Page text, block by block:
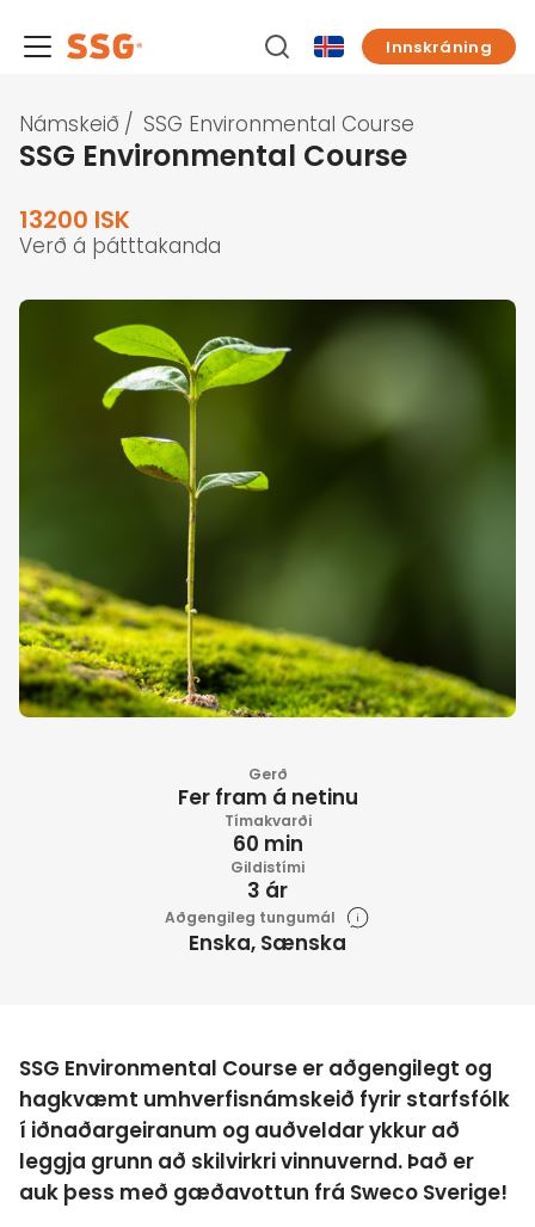
Innskráning
Námskeið / SSG Environmental Course
SSG Environmental Course
13200 ISK
Verð á þátttakanda
Gerð
Fer fram á netinu
Tímakvarði
60 min
Gildistími
3 ár
Aðgengileg tungumál
Enska, Sænska
SSG Environmental Course er aðgengilegt og
hagkvæmt umhverfisnámskeið fyrir starfsfólk
í iðnaðargeiranum og auðveldar ykkur að
leggja grunn að skilvirkri vinnuvernd. Það er
auk þess með gæðavottun frá Sweco Sverige!